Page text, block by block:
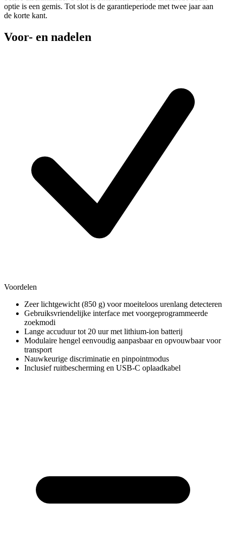
optie is een gemis. Tot slot is de garantieperiode met twee jaar aan
de korte kant.
Voor- en nadelen
Voordelen
Zeer lichtgewicht (850 g) voor moeiteloos urenlang detecteren
Gebruiksvriendelijke interface met voorgeprogrammeerde
zoekmodi
Lange accuduur tot 20 uur met lithium-ion batterij
Modulaire hengel eenvoudig aanpasbaar en opvouwbaar voor
transport
Nauwkeurige discriminatie en pinpointmodus
Inclusief ruitbescherming en USB-C oplaadkabel